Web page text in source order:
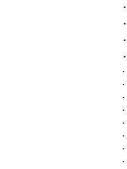
・
・
・
・
・
・
・
・
・
・
・
・